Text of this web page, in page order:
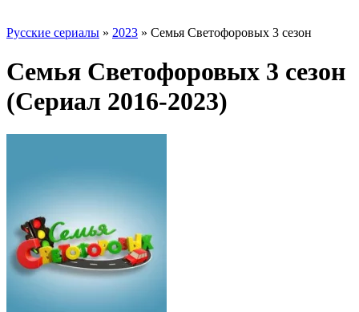
Русские сериалы » 2023 » Семья Светофоровых 3 сезон
Семья Светофоровых 3 сезон
(Сериал 2016-2023)